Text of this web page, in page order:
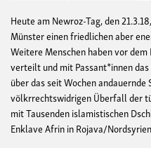
Heute am Newroz-Tag, den
Münster einen friedlichen aber
Weitere Menschen haben vor
verteilt und mit Passant*innen
über das seit Wochen andauernde
völkrrechtswidrigen Überfall der
mit Tausenden islamistischen
Enklave Afrin in Rojava/